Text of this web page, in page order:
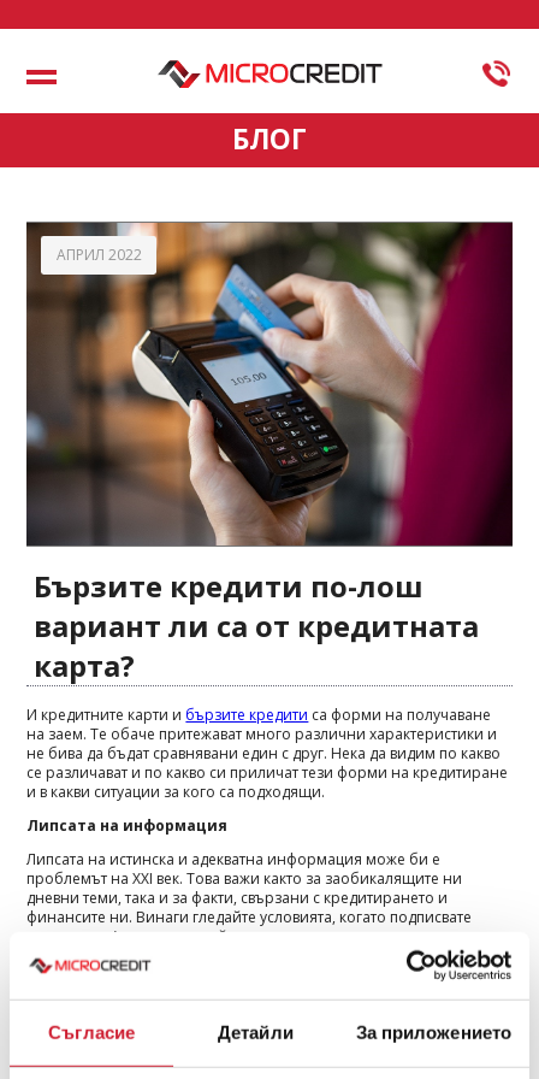
Съгласие Детайли За приложението
Меню
БЛОГ
АПРИЛ 2022
Бързите кредити по-лош
вариант ли са от кредитната
карта?
И кредитните карти и бързите кредити са форми на получаване
на заем. Те обаче притежават много различни характеристики и
не бива да бъдат сравнявани един с друг. Нека да видим по какво
се различават и по какво си приличат тези форми на кредитиране
и в какви ситуации за кого са подходящи.
Липсата на информация
Липсата на истинска и адекватна информация може би е
проблемът на XXI век. Това важи както за заобикалящите ни
дневни теми, така и за факти, свързани с кредитирането и
финансите ни. Винаги гледайте условията, когато подписвате
документи. Ако чуете някой да казва, че кредитните карти или
даден тип кредити са лоши, не го приемайте веднага за факт.
Ориентирайте се по лихвените проценти, таксите, сроковете и
И кредитните карти и бързите кредити са за спешни